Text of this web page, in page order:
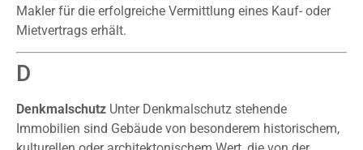
Makler für die erfolgreiche Vermittlung eines Kauf- oder
Mietvertrags erhält.
D
Denkmalschutz Unter Denkmalschutz stehende
Immobilien sind Gebäude von besonderem historischem,